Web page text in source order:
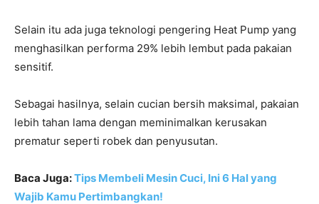
Selain itu ada juga teknologi pengering Heat Pump yang
menghasilkan performa 29% lebih lembut pada pakaian
sensitif.
Sebagai hasilnya, selain cucian bersih maksimal, pakaian
lebih tahan lama dengan meminimalkan kerusakan
prematur seperti robek dan penyusutan.
Baca Juga:Tips Membeli Mesin Cuci, Ini 6 Hal yang
Wajib Kamu Pertimbangkan!